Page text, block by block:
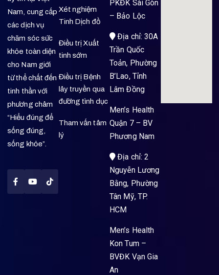
Nam, cung cấp
các dịch vụ
chăm sóc sức
khỏe toàn diện
cho Nam giới
từ thể chất đến
tinh thần với
phương châm
“Hiểu đúng để
sống đúng,
sống khỏe”.
Xét nghiệm
Tinh Dịch đồ
Điều trị Xuất
tinh sớm
Điều trị Bệnh
lây truyền qua
đường tình dục
Tham vấn tâm
lý
PKĐK Sài Gòn
– Bảo Lộc
Địa chỉ: 30A
Trần Quốc
Toản, Phường
B’Lao, Tỉnh
Lâm Đồng
Men’s Health
Quận 7 – BV
Phương Nam
Địa chỉ: 2
Nguyễn Lương
Bằng, Phường
Tân Mỹ, TP.
HCM
Men’s Health
Kon Tum –
BVĐK Vạn Gia
An